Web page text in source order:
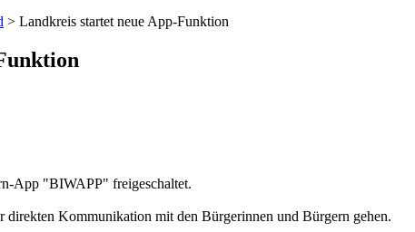
> Landkreis startet neue App-Funktion
App "BIWAPP" freigeschaltet.
direkten Kommunikation mit den Bürgerinnen und Bürgern gehen.